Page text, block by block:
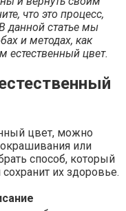
что это процесс,
данной статье мы
и методах, как
естественный цвет.
цвет, можно
или
способ, который
их здоровье.